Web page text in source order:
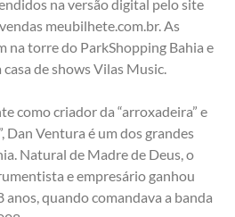
na versão digital pelo site
meubilhete.com.br. As
na torre do ParkShopping Bahia e
de shows Vilas Music.
como criador da “arroxadeira” e
Dan Ventura é um dos grandes
Natural de Madre de Deus, o
e empresário ganhou
anos, quando comandava a banda